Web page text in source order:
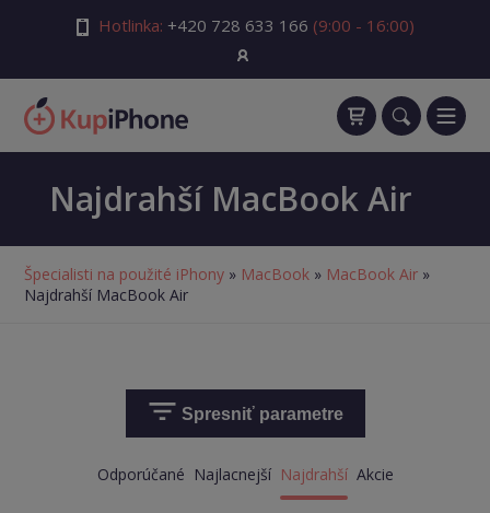
Hotlinka: +420 728 633 166 (9:00 - 16:00)
Najdrahší MacBook Air
Špecialisti na použité iPhony » MacBook » MacBook Air »
Najdrahší MacBook Air
Spresniť parametre
Odporúčané Najlacnejší Najdrahší Akcie